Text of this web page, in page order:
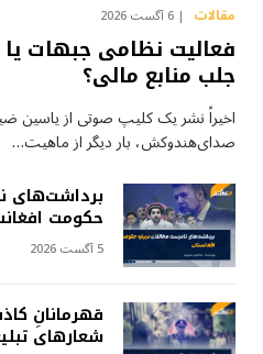
مقالات 6 آگست 2026
فعالیت نظامی جبهات
جلب منابع مالی؟
اخیراً نشر یک کلیپ صوتی از یاسین
صدای‌هندوکش، بار دیگر از ماهیت…
برداشت‌های
حکومت
5 آگست 2026
قهرمانانِ
شعارهای